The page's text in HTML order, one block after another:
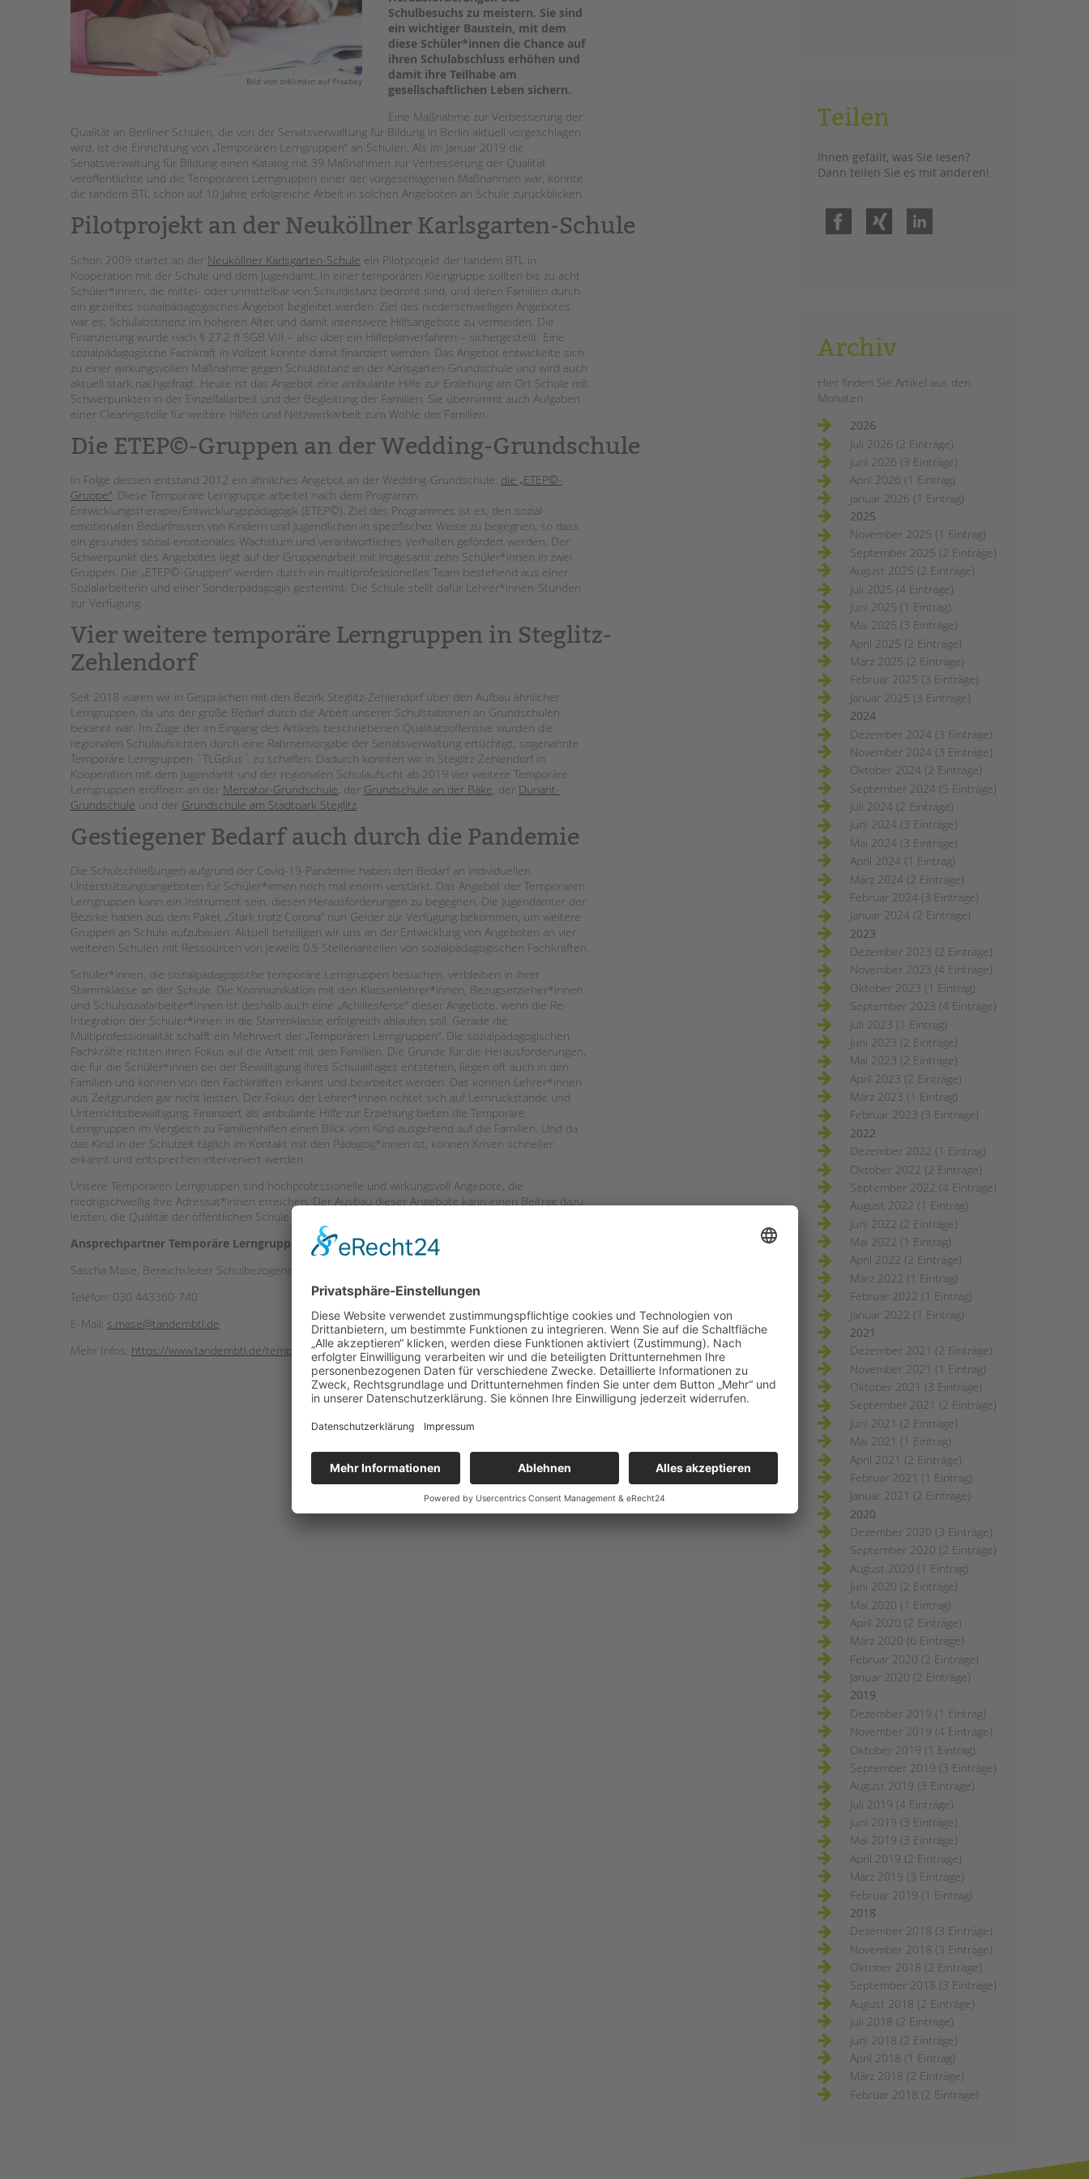
STADTTEILARBEIT
Bild von svklimkin auf Pixabay
Schulbesuchs zu meistern. Sie sind
ein wichtiger Baustein, mit dem
diese Schüler*innen die Chance auf
ihren Schulabschluss erhöhen und
damit ihre Teilhabe am
gesellschaftlichen Leben sichern.
Eine Maßnahme zur Verbesserung der
Qualität an Berliner Schulen, die von der Senatsverwaltung für Bildung in Berlin aktuell vorgeschlagen
wird, ist die Einrichtung von „Temporären Lerngruppen“ an Schulen. Als im Januar 2019 die
Senatsverwaltung für Bildung einen Katalog mit 39 Maßnahmen zur Verbesserung der Qualität
veröffentlichte und die Temporären Lerngruppen einer der vorgeschlagenen Maßnahmen war, konnte
die tandem BTL schon auf 10 Jahre erfolgreiche Arbeit in solchen Angeboten an Schule zurückblicken.
Pilotprojekt an der Neuköllner Karlsgarten-Schule
Schon 2009 startet an der Neuköllner Karlsgarten-Schule ein Pilotprojekt der tandem BTL in
Kooperation mit der Schule und dem Jugendamt. In einer temporären Kleingruppe sollten bis zu acht
Schüler*innen, die mittel- oder unmittelbar von Schuldistanz bedroht sind, und deren Familien durch
ein gezieltes sozialpädagogisches Angebot begleitet werden. Ziel des niederschwelligen Angebotes
war es, Schulabstinenz im höheren Alter und damit intensivere Hilfsangebote zu vermeiden. Die
Finanzierung wurde nach § 27.2 ff SGB VIII – also über ein Hilfeplanverfahren – sichergestellt. Eine
sozialpädagogische Fachkraft in Vollzeit konnte damit finanziert werden. Das Angebot entwickelte sich
zu einer wirkungsvollen Maßnahme gegen Schuldistanz an der Karlsgarten-Grundschule und wird auch
aktuell stark nachgefragt. Heute ist das Angebot eine ambulante Hilfe zur Erziehung am Ort Schule mit
Schwerpunkten in der Einzelfallarbeit und der Begleitung der Familien. Sie übernimmt auch Aufgaben
einer Clearingstelle für weitere Hilfen und Netzwerkarbeit zum Wohle der Familien.
Die ETEP©-Gruppen an der Wedding-Grundschule
In Folge dessen entstand 2012 ein ähnliches Angebot an der Wedding-Grundschule: die „ETEP©-
Gruppe“. Diese Temporäre Lerngruppe arbeitet nach dem Programm
Entwicklungstherapie/Entwicklungspädagogik (ETEP©). Ziel des Programmes ist es, den sozial-
emotionalen Bedürfnissen von Kindern und Jugendlichen in spezifischer Weise zu begegnen, so dass
ein gesundes sozial-emotionales Wachstum und verantwortliches Verhalten gefördert werden. Der
Schwerpunkt des Angebotes liegt auf der Gruppenarbeit mit insgesamt zehn Schüler*innen in zwei
Gruppen. Die „ETEP©-Gruppen“ werden durch ein multiprofessionelles Team bestehend aus einer
Sozialarbeiterin und einer Sonderpädagogin gestemmt. Die Schule stellt dafür Lehrer*innen-Stunden
zur Verfügung.
Vier weitere temporäre Lerngruppen in Steglitz-
Zehlendorf
Seit 2018 waren wir in Gesprächen mit den Bezirk Steglitz-Zehlendorf über den Aufbau ähnlicher
Lerngruppen, da uns der große Bedarf durch die Arbeit unserer Schulstationen an Grundschulen
bekannt war. Im Zuge der im Eingang des Artikels beschriebenen Qualitätsoffensive wurden die
regionalen Schulaufsichten durch eine Rahmenvorgabe der Senatsverwaltung ertüchtigt, sogenannte
Temporäre Lerngruppen `TLGplus` zu schaffen. Dadurch konnten wir in Steglitz-Zehlendorf in
Kooperation mit dem Jugendamt und der regionalen Schulaufsicht ab 2019 vier weitere Temporäre
Lerngruppen eröffnen: an der Mercator-Grundschule, der Grundschule an der Bäke, der Dunant-
Grundschule und der Grundschule am Stadtpark Steglitz.
Gestiegener Bedarf auch durch die Pandemie
Die Schulschließungen aufgrund der Covid-19-Pandemie haben den Bedarf an individuellen
Unterstützungsangeboten für Schüler*innen noch mal enorm verstärkt. Das Angebot der Temporären
Lerngruppen kann ein Instrument sein, diesen Herausforderungen zu begegnen. Die Jugendämter der
Bezirke haben aus dem Paket „Stark trotz Corona“ nun Gelder zur Verfügung bekommen, um weitere
Gruppen an Schule aufzubauen. Aktuell beteiligen wir uns an der Entwicklung von Angeboten an vier
weiteren Schulen mit Ressourcen von jeweils 0,5 Stellenanteilen von sozialpädagogischen Fachkräften.
Schüler*innen, die sozialpädagogische temporäre Lerngruppen besuchen, verbleiben in ihrer
Stammklasse an der Schule. Die Kommunikation mit den Klassenlehrer*innen, Bezugserzieher*innen
und Schulsozialarbeiter*innen ist deshalb auch eine „Achillesferse“ dieser Angebote, wenn die Re-
Integration der Schüler*innen in die Stammklasse erfolgreich ablaufen soll. Gerade die
Multiprofessionalität schafft ein Mehrwert der „Temporären Lerngruppen“. Die sozialpädagogischen
Fachkräfte richten ihren Fokus auf die Arbeit mit den Familien. Die Gründe für die Herausforderungen,
die für die Schüler*innen bei der Bewältigung ihres Schulalltages entstehen, liegen oft auch in den
Familien und können von den Fachkräften erkannt und bearbeitet werden. Das können Lehrer*innen
aus Zeitgründen gar nicht leisten. Der Fokus der Lehrer*innen richtet sich auf Lernrückstände und
Unterrichtsbewältigung. Finanziert als ambulante Hilfe zur Erziehung bieten die Temporäre
Lerngruppen im Vergleich zu Familienhilfen einen Blick vom Kind ausgehend auf die Familien. Und da
das Kind in der Schulzeit täglich im Kontakt mit den Pädagog*innen ist, können Krisen schneller
erkannt und entsprechen interveniert werden.
Unsere Temporären Lerngruppen sind hochprofessionelle und wirkungsvoll Angebote, die
niedrigschwellig ihre Adressat*innen erreichen. Der Ausbau dieser Angebote kann einen Beitrag dazu
leisten, die Qualität der öffentlichen Schule zu erhöhen.
Ansprechpartner Temporäre Lerngruppen:
Sascha Mase, Bereichsleiter Schulbezogene Sozialarbeit (SBS)
Telefon: 030 443360-740
E-Mail: s.mase@tandembtl.de
Mehr Infos: https://www.tandembtl.de/temporaere-lerngruppen.html
Teilen
Ihnen gefällt, was Sie lesen?
Dann teilen Sie es mit anderen!
Facebook
Archiv
Hier finden Sie Artikel aus den
Monaten
2026
Juli 2026 (2 Einträge)
Juni 2026 (3 Einträge)
April 2026 (1 Eintrag)
Januar 2026 (1 Eintrag)
2025
November 2025 (1 Eintrag)
September 2025 (2 Einträge)
August 2025 (2 Einträge)
Juli 2025 (4 Einträge)
Juni 2025 (1 Eintrag)
Mai 2025 (3 Einträge)
April 2025 (2 Einträge)
März 2025 (2 Einträge)
Februar 2025 (3 Einträge)
Januar 2025 (3 Einträge)
2024
Dezember 2024 (3 Einträge)
November 2024 (3 Einträge)
Oktober 2024 (2 Einträge)
September 2024 (5 Einträge)
Juli 2024 (2 Einträge)
Juni 2024 (3 Einträge)
Mai 2024 (3 Einträge)
April 2024 (1 Eintrag)
März 2024 (2 Einträge)
Februar 2024 (3 Einträge)
Januar 2024 (2 Einträge)
2023
Dezember 2023 (2 Einträge)
November 2023 (4 Einträge)
Oktober 2023 (1 Eintrag)
September 2023 (4 Einträge)
Juli 2023 (1 Eintrag)
Juni 2023 (2 Einträge)
Mai 2023 (2 Einträge)
April 2023 (2 Einträge)
März 2023 (1 Eintrag)
Februar 2023 (3 Einträge)
2022
Dezember 2022 (1 Eintrag)
Oktober 2022 (2 Einträge)
September 2022 (4 Einträge)
August 2022 (1 Eintrag)
Juni 2022 (2 Einträge)
Mai 2022 (1 Eintrag)
April 2022 (2 Einträge)
März 2022 (1 Eintrag)
Februar 2022 (1 Eintrag)
Januar 2022 (1 Eintrag)
2021
Dezember 2021 (2 Einträge)
November 2021 (1 Eintrag)
Oktober 2021 (3 Einträge)
September 2021 (2 Einträge)
Juni 2021 (2 Einträge)
Mai 2021 (1 Eintrag)
April 2021 (2 Einträge)
Februar 2021 (1 Eintrag)
Januar 2021 (2 Einträge)
2020
Dezember 2020 (3 Einträge)
September 2020 (2 Einträge)
August 2020 (1 Eintrag)
Juni 2020 (2 Einträge)
Mai 2020 (1 Eintrag)
April 2020 (2 Einträge)
März 2020 (6 Einträge)
Februar 2020 (2 Einträge)
Januar 2020 (2 Einträge)
2019
Dezember 2019 (1 Eintrag)
November 2019 (4 Einträge)
Oktober 2019 (1 Eintrag)
September 2019 (3 Einträge)
August 2019 (3 Einträge)
Juli 2019 (4 Einträge)
Juni 2019 (3 Einträge)
Mai 2019 (3 Einträge)
April 2019 (2 Einträge)
März 2019 (3 Einträge)
Februar 2019 (1 Eintrag)
2018
Dezember 2018 (3 Einträge)
November 2018 (3 Einträge)
Oktober 2018 (2 Einträge)
September 2018 (3 Einträge)
August 2018 (2 Einträge)
Juli 2018 (2 Einträge)
Juni 2018 (2 Einträge)
April 2018 (1 Eintrag)
März 2018 (2 Einträge)
Februar 2018 (2 Einträge)